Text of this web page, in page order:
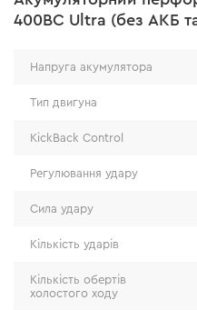
Акумуляторна
ULTRA
400SBC Ultra призначена
Працює від
400BC Ultra (без АКБ
Напруга акумулятора
Тип двигуна
KickBack Control
Регулювання удару
Сила удару
Кількість ударів
Кількість обертів
холостого ходу